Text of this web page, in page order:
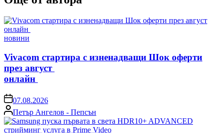
Posted
новини
Vivacom стартира с изненадващи Шок оферти
през август
онлайн
on07.08.2026
Posted
by
Петър Ангелов - Пепсън